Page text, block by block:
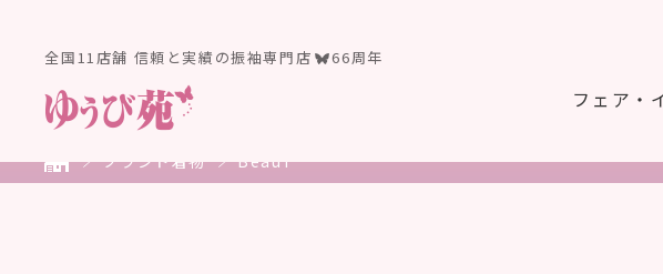
全国11店舗 信頼と実績の振袖専門店 66周年
フェア・
ブランド着物 BeauT